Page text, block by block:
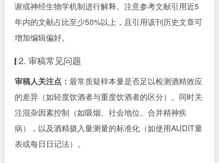
谢或神经生物学机制进行解释。注意参考文献引用近5
年内的文献占比至少50%以上，且引用该刊历史文章可
增加编辑偏好。
2. 审稿常见问题
审稿人关注点： 最常质疑样本量是否足以检测酒精效应
的差异（如轻度饮酒者与重度饮酒者的区分）。同时关
注混杂因素控制（如吸烟、社会地位、合并精神疾
病），以及酒精摄入量测量的标准化（如使用AUDIT量
表或每日日记法）。